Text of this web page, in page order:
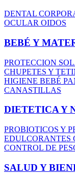
DENTAL
OCULAR OIDOS
BEBÉ Y
PROTECCION
CHUPETES Y
HIGIENE BEBÉ
CANASTILLAS
DIETETICA Y
PROBIOTICOS Y
EDULCORANTES
CONTROL DE
SALUD Y